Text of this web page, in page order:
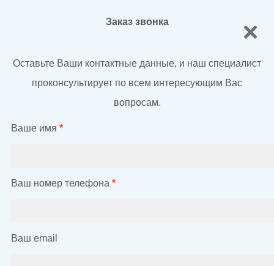
Заказ звонка
Оставьте Ваши контактные данные, и наш специалист
проконсультирует по всем интересующим Вас
вопросам.
Ваше имя *
Ваш номер телефона *
Ваш email